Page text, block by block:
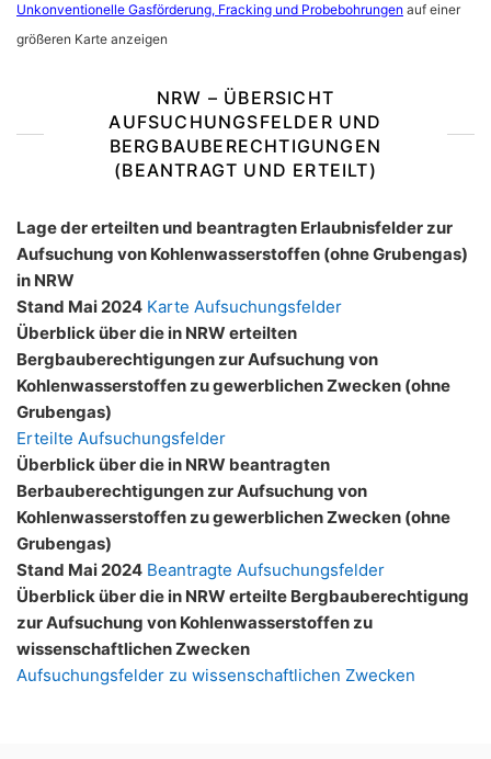
Unkonventionelle Gasförderung, Fracking und Probebohrungen auf einer
größeren Karte anzeigen
NRW – ÜBERSICHT
AUFSUCHUNGSFELDER UND
BERGBAUBERECHTIGUNGEN
(BEANTRAGT UND ERTEILT)
Lage der erteilten und beantragten Erlaubnisfelder zur
Aufsuchung von Kohlenwasserstoffen (ohne Grubengas)
in NRW
Stand Mai 2024 Karte Aufsuchungsfelder
Überblick über die in NRW erteilten
Bergbauberechtigungen zur Aufsuchung von
Kohlenwasserstoffen zu gewerblichen Zwecken (ohne
Grubengas)
Erteilte Aufsuchungsfelder
Überblick über die in NRW beantragten
Berbauberechtigungen zur Aufsuchung von
Kohlenwasserstoffen zu gewerblichen Zwecken (ohne
Grubengas)
Stand Mai 2024 Beantragte Aufsuchungsfelder
Überblick über die in NRW erteilte Bergbauberechtigung
zur Aufsuchung von Kohlenwasserstoffen zu
wissenschaftlichen Zwecken
Aufsuchungsfelder zu wissenschaftlichen Zwecken